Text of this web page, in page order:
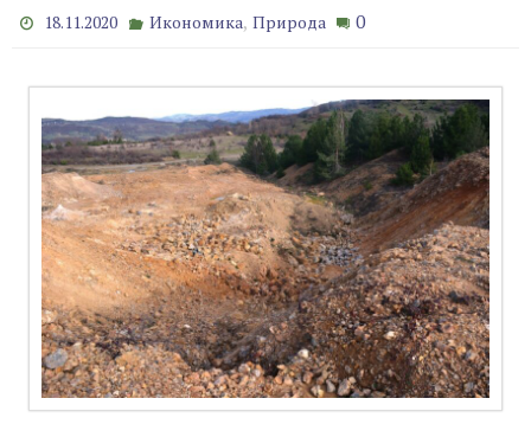
18.11.2020 Икономика, Природа 0